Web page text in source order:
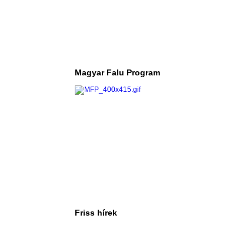
Magyar Falu Program
Friss hírek